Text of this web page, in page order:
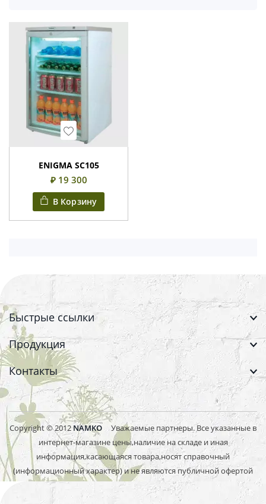
Wishlist
ENIGMA SC105
₽ 19 300
В Корзину
Быстрые ссылки
Продукция
Контакты
Copyright © 2012 NAMKO Уважаемые партнеры. Все указанные в
интернет-магазине цены,наличие на складе и иная
информация,касающаяся товара,носят справочный
(информационный характер) и не являются публичной офертой